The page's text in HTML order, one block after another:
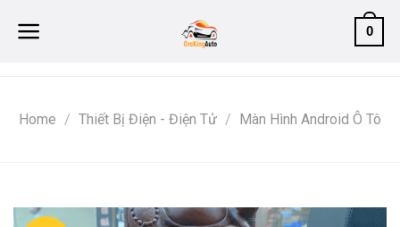
0
Home / Thiết Bị Điện - Điện Tử / Màn Hình Android Ô Tô